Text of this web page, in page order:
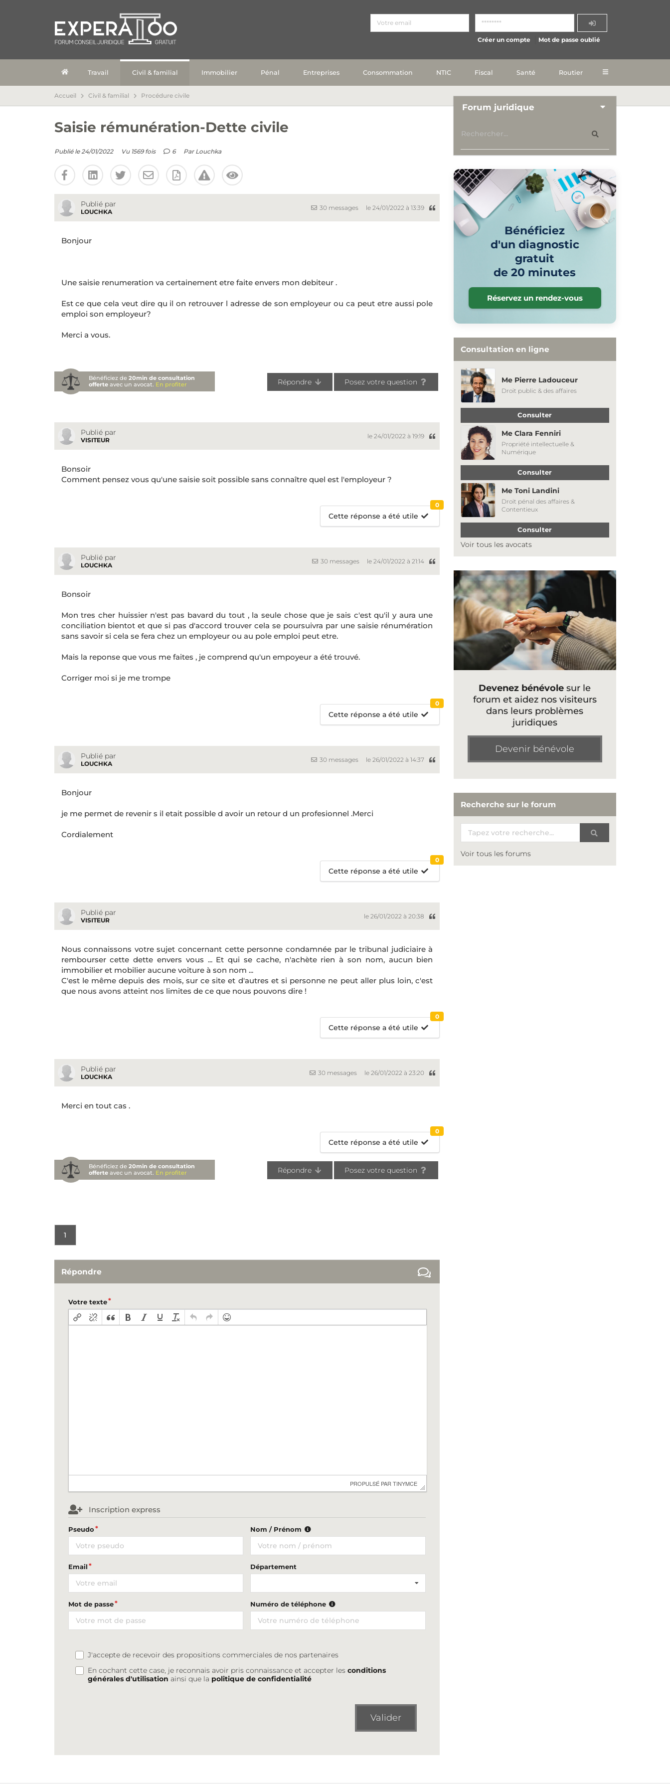
Créer un compte Mot de passe oublié
Travail Civil & familial Immobilier Pénal Entreprises Consommation NTIC Fiscal Santé Routier
Accueil Civil & familial Procédure civile
Saisie rémunération-Dette civile
Publié le 24/01/2022 Vu 1569 fois 6 Par Louchka
Publié par
LOUCHKA
30 messages le 24/01/2022 à 13:39
Bonjour
Une saisie renumeration va certainement etre faite envers mon debiteur .
Est ce que cela veut dire qu il on retrouver l adresse de son employeur ou ca peut etre aussi pole
emploi son employeur?
Merci a vous.
Bénéficiez de20min de consultation
offerte avec un avocat. En profiter Répondre Posez votre question
Publié par
VISITEUR
le 24/01/2022 à 19:19
Bonsoir
Comment pensez vous qu'une saisie soit possible sans connaître quel est l'employeur ?
Cette réponse a été utile
0
Publié par
LOUCHKA
30 messages le 24/01/2022 à 21:14
Bonsoir
Mon tres cher huissier n'est pas bavard du tout , la seule chose que je sais c'est qu'il y aura une
conciliation bientot et que si pas d'accord trouver cela se poursuivra par une saisie rénumération
sans savoir si cela se fera chez un employeur ou au pole emploi peut etre.
Mais la reponse que vous me faites , je comprend qu'un empoyeur a été trouvé.
Corriger moi si je me trompe
Cette réponse a été utile
0
Publié par
LOUCHKA
30 messages le 26/01/2022 à 14:37
Bonjour
je me permet de revenir s il etait possible d avoir un retour d un profesionnel .Merci
Cordialement
Cette réponse a été utile
0
Publié par
VISITEUR
le 26/01/2022 à 20:38
Nous connaissons votre sujet concernant cette personne condamnée par le tribunal judiciaire à
rembourser cette dette envers vous ... Et qui se cache, n'achète rien à son nom, aucun bien
immobilier et mobilier aucune voiture à son nom ...
C'est le même depuis des mois, sur ce site et d'autres et si personne ne peut aller plus loin, c'est
que nous avons atteint nos limites de ce que nous pouvons dire !
Cette réponse a été utile
0
Publié par
LOUCHKA
30 messages le 26/01/2022 à 23:20
Merci en tout cas .
Cette réponse a été utile
0
Bénéficiez de20min de consultation
offerte avec un avocat. En profiter Répondre Posez votre question
1
Répondre
Votre texte
PROPULSÉ PAR TINYMCE
Inscription express
Pseudo Nom / Prénom
Email Département
Mot de passe Numéro de téléphone
J'accepte de recevoir des propositions commerciales de nos partenaires
En cochant cette case, je reconnais avoir pris connaissance et accepter lesconditions
générales d'utilisation ainsi que la politique de confidentialité
Valider
Forum juridique
Bénéficiez
d'un diagnostic
gratuit
de 20 minutes
Réservez un rendez-vous
Consultation en ligne
Me Pierre Ladouceur
Droit public & des affaires
Consulter
Me Clara Fenniri
Propriété intellectuelle &
Numérique
Consulter
Me Toni Landini
Droit pénal des affaires &
Contentieux
Consulter
Voir tous les avocats
Devenez bénévole sur le
forum et aidez nos visiteurs
dans leurs problèmes
juridiques
Devenir bénévole
Recherche sur le forum
Voir tous les forums